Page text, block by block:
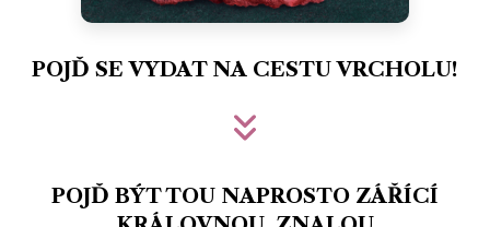
POJĎ SE VYDAT NA CESTU VRCHOLU!
POJĎ BÝT TOU NAPROSTO ZÁŘÍCÍ